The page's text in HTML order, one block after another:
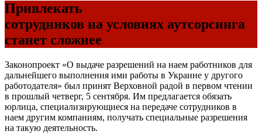
Привлекать
сотрудников на условиях аутсорсинга
станет сложнее
Законопроект «О выдаче разрешений на наем работников для
дальнейшего выполнения ими работы в Украине у другого
работодателя» был принят Верховной радой в первом чтении
в прошлый четверг, 5 сентября. Им предлагается обязать
юрлица, специализирующиеся на передаче сотрудников в
наем другим компаниям, получать специальные разрешения
на такую деятельность.